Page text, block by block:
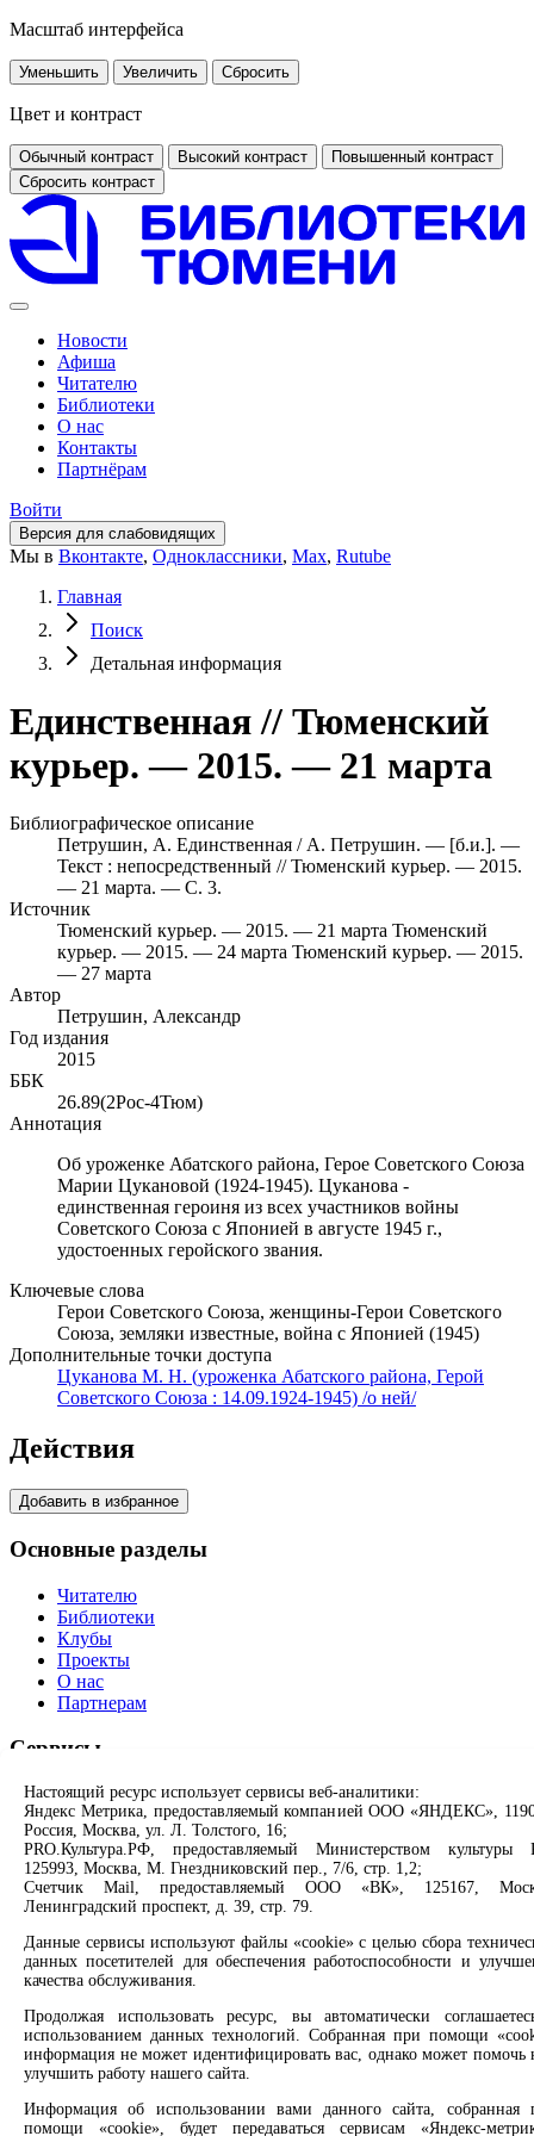
Масштаб интерфейса
Уменьшить Увеличить Сбросить
Цвет и контраст
Обычный контраст Высокий контраст
Повышенный контраст
Сбросить контраст
Новости
Афиша
Читателю
Библиотеки
О нас
Контакты
Партнёрам
Войти
Версия для слабовидящих
Мы в Вконтакте, Одноклассники, Max, Rutube
Главная
Поиск
Детальная информация
Единственная // Тюменский
курьер. — 2015. — 21 марта
Библиографическое описание
Петрушин, А. Единственная / А. Петрушин. — [б.и.]. —
Текст : непосредственный // Тюменский курьер. — 2015.
— 21 марта. — С. 3.
Источник
Тюменский курьер. — 2015. — 21 марта Тюменский
курьер. — 2015. — 24 марта Тюменский курьер. — 2015.
— 27 марта
Автор
Петрушин, Александр
Год издания
2015
ББК
26.89(2Рос-4Тюм)
Аннотация
Об уроженке Абатского района, Герое Советского Союза
Марии Цукановой (1924-1945). Цуканова -
единственная героиня из всех участников войны
Советского Союза с Японией в августе 1945 г.,
удостоенных геройского звания.
Ключевые слова
Герои Советского Союза, женщины-Герои Советского
Союза, земляки известные, война с Японией (1945)
Дополнительные точки доступа
Цуканова М. Н. (уроженка Абатского района, Герой
Советского Союза : 14.09.1924-1945) /о ней/
Действия
Добавить в избранное
Основные разделы
Читателю
Библиотеки
Клубы
Проекты
О нас
Партнерам
Сервисы
Продлить книгу
Спроси библиотекаря
Спроси краеведа
Оцените качество услуг
Направить обращение директору
Вконтакте
Одноклассники
Max
Rutube
Заметили опечатку? Выделите текст с ошибкой и нажмите
клавиши Ctrl+Enter или ссылку ниже
Настоящий ресурс использует сервисы веб-аналитики:
Яндекс Метрика, предоставляемый компанией ООО «ЯНДЕКС»,
Россия, Москва, ул. Л. Толстого, 16;
PRO.Культура.РФ, предоставляемый Министерством культуры
125993, Москва, М. Гнездниковский пер., 7/6, стр. 1,2;
Счетчик Mail, предоставляемый ООО «ВК», 125167,
Ленинградский проспект, д. 39, стр. 79.
Данные сервисы используют файлы «cookie» с целью сбора
данных посетителей для обеспечения работоспособности и
качества обслуживания.
Продолжая использовать ресурс, вы автоматически
использованием данных технологий. Собранная при помощи
информация не может идентифицировать вас, однако может помочь
улучшить работу нашего сайта.
Информация об использовании вами данного сайта, собранная
помощи «cookie», будет передаваться сервисам «Яндекс-